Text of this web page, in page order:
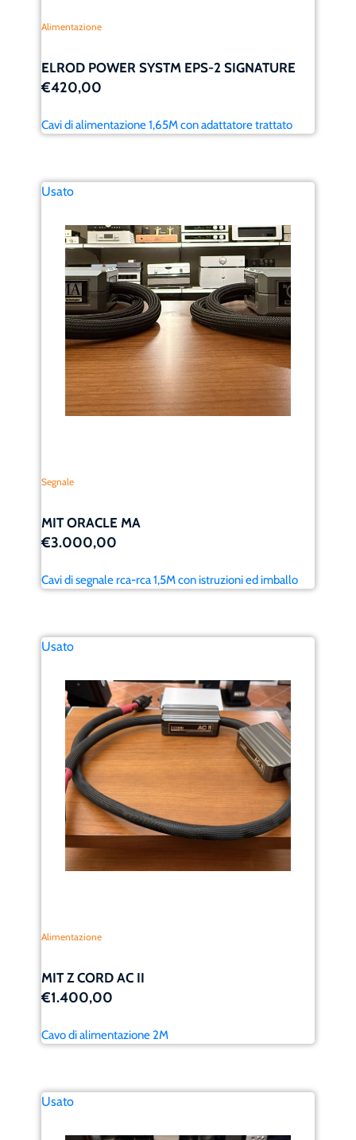
Alimentazione
ELROD POWER SYSTM EPS-2 SIGNATURE
€420,00
Cavi di alimentazione 1,65M con adattatore trattato
Usato
Segnale
MIT ORACLE MA
€3.000,00
Cavi di segnale rca-rca 1,5M con istruzioni ed imballo
Usato
Alimentazione
MIT Z CORD AC II
€1.400,00
Cavo di alimentazione 2M
Usato